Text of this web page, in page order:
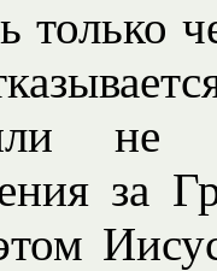
только
не
за